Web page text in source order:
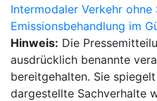
Intermodaler Verkehr
Emissionsbehandlung im
Hinweis: Die
ausdrücklich benannte
bereitgehalten. Sie
dargestellte Sachverhalte